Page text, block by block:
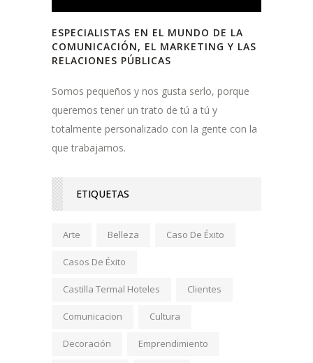
ESPECIALISTAS EN EL MUNDO DE LA
COMUNICACIÓN, EL MARKETING Y LAS
RELACIONES PÚBLICAS
Somos pequeños y nos gusta serlo, porque
queremos tener un trato de tú a tú y
totalmente personalizado con la gente con la
que trabajamos.
ETIQUETAS
Arte Belleza Caso De Éxito
Casos De Éxito
Castilla Termal Hoteles Clientes
Comunicacion Cultura
Decoración Emprendimiento